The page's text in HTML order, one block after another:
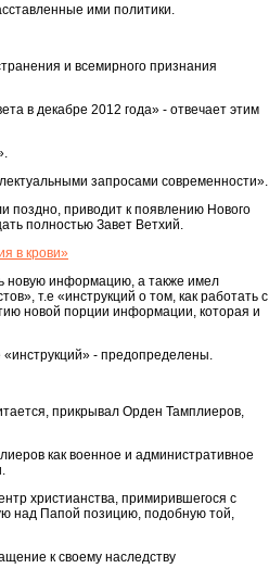
ими политики.
и всемирного признания
в декабре 2012 года» - отвечает этим
запросами современности».
поздно, приводит к появлению Нового
полностью Завет Ветхий.
в крови»
новую информацию, а также имел
т.е «инструкций о том, как работать с
новой порции информации, которая и
- предопределены.
прикрывал Орден Тамплиеров,
как военное и административное
христианства, примирившегося с
над Папой позицию, подобную той,
к своему наследству